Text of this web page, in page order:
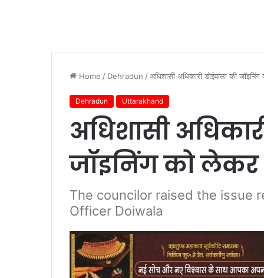
Home / Dehradun /अधिशासी अधिकारी डोईवाला की
Dehradun Uttarakhand
अधिशासी
जॉइनिंग को लेकर
The councilor raised the issue
Officer Doiwala